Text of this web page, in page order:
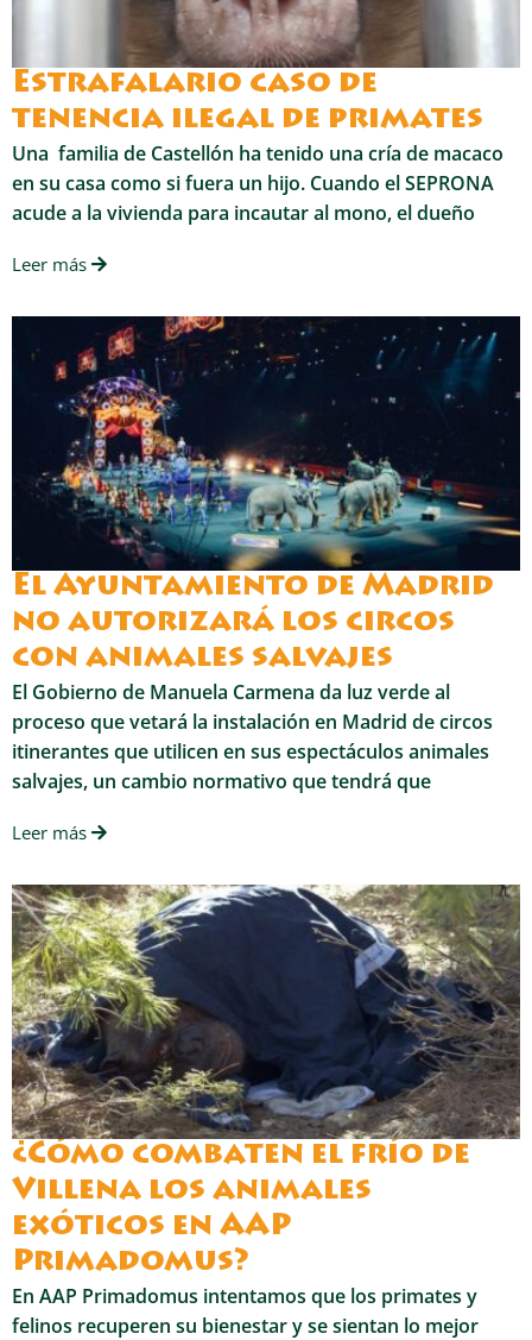
Estrafalario caso de
tenencia ilegal de primates
Una familia de Castellón ha tenido una cría de macaco
en su casa como si fuera un hijo. Cuando el SEPRONA
acude a la vivienda para incautar al mono, el dueño
Leer más
El Ayuntamiento de Madrid
no autorizará los circos
con animales salvajes
El Gobierno de Manuela Carmena da luz verde al
proceso que vetará la instalación en Madrid de circos
itinerantes que utilicen en sus espectáculos animales
salvajes, un cambio normativo que tendrá que
Leer más
¿Cómo combaten el frío de
Villena los animales
exóticos en AAP
Primadomus?
En AAP Primadomus intentamos que los primates y
felinos recuperen su bienestar y se sientan lo mejor